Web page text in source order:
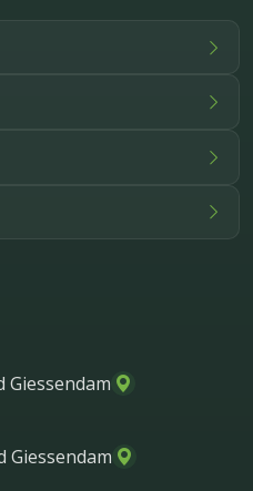
Giessendam
Giessendam